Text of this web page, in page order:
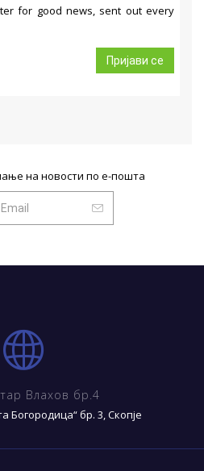
for good news, sent out every
Пријави се
на новости по е-пошта
Влахов бр.4
Богородица“ бр. 3, Скопје